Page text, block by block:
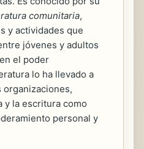
comunitaria,
y actividades que
jóvenes y adultos
el poder
lo ha llevado a
y la escritura como
personal y